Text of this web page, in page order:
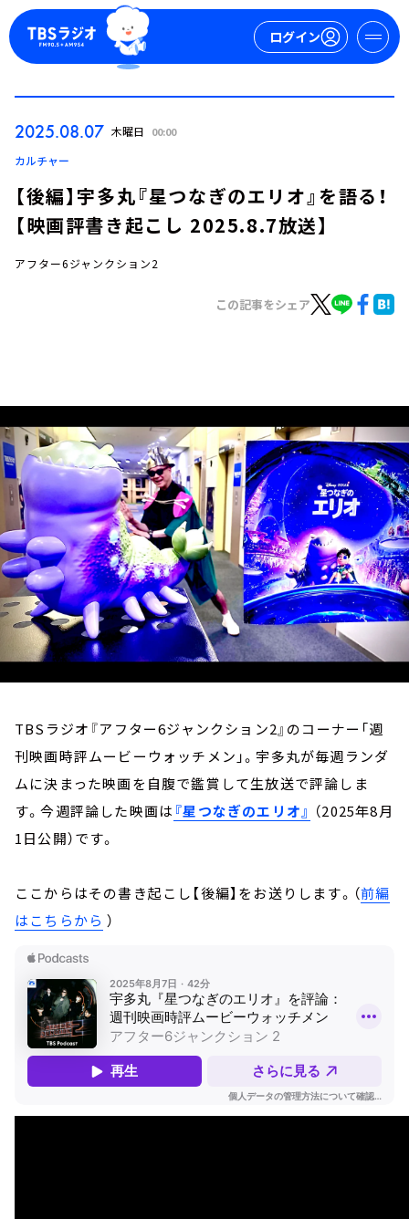
ログイン
イベント・グッズ
YouTube
会社情報
2025.08.07 木曜日 00:00
カルチャー
【後編】宇多丸『星つなぎのエリオ』を語る！
【映画評書き起こし 2025.8.7放送】
アフター6ジャンクション2
この記事をシェア
TBSラジオ『アフター6ジャンクション2』のコーナー「週
刊映画時評ムービーウォッチメン」。宇多丸が毎週ランダ
ムに決まった映画を自腹で鑑賞して生放送で評論しま
す。今週評論した映画は 『星つなぎのエリオ』 （2025年8月
1日公開）です。
ここからはその書き起こし【後編】をお送りします。（前編
はこちらから ）